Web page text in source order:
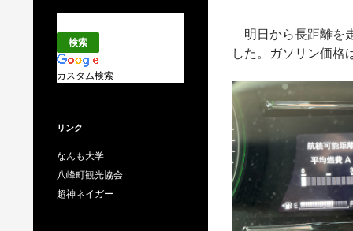
明日から長距離を
した。ガソリン価格
カスタム検索
リンク
なんも大学
八峰町観光協会
超神ネイガー